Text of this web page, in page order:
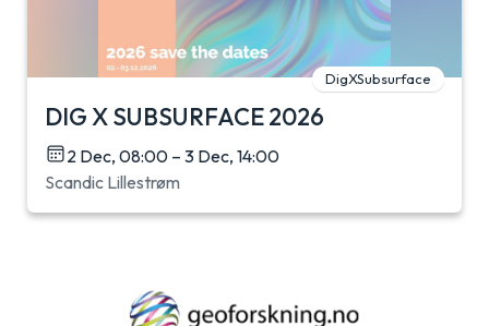
DigXSubsurface
DIG X SUBSURFACE 2026
2 Dec, 08:00 – 3 Dec, 14:00
Scandic Lillestrøm